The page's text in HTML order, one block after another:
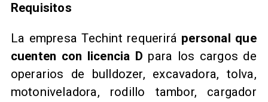
Requisitos
La empresa Techint requerirá personal que
cuenten con licencia D para los cargos de
operarios de bulldozer, excavadora, tolva,
motoniveladora, rodillo tambor, cargador